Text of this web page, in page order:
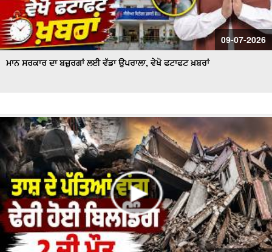
09-07-2026
ਮਾਨ ਸਰਕਾਰ ਦਾ ਬਜ਼ੁਰਗਾਂ ਲਈ ਵੱਡਾ ਉਪਰਾਲਾ, ਵੇਖੋ ਫਟਾਫਟ ਖ਼ਬਰਾਂ